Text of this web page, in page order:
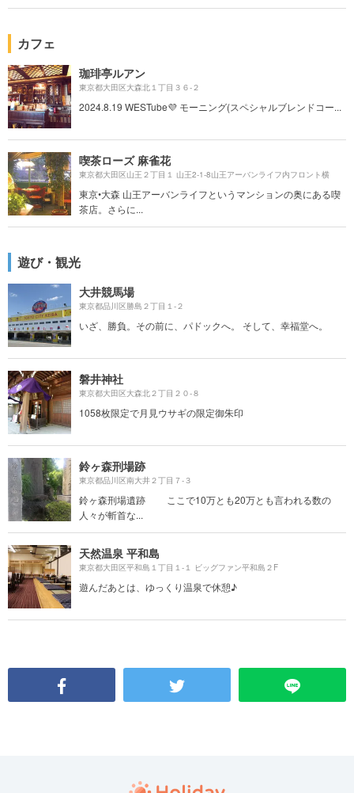
カフェ
珈琲亭ルアン
東京都大田区大森北１丁目３６-２
2024.8.19 WESTube💜 モーニング(スペシャルブレンドコー...
喫茶ローズ 麻雀花
東京都大田区山王２丁目１ 山王2-1-8山王アーバンライフ内フロント横
東京•大森 山王アーバンライフというマンションの奥にある喫
茶店。さらに...
遊び・観光
大井競馬場
東京都品川区勝島２丁目１-２
いざ、勝負。その前に、パドックへ。 そして、幸福堂へ。
磐井神社
東京都大田区大森北２丁目２０-８
1058枚限定で月見ウサギの限定御朱印
鈴ヶ森刑場跡
東京都品川区南大井２丁目７-３
鈴ヶ森刑場遺跡 ここで10万とも20万とも言われる数の
人々が斬首な...
天然温泉 平和島
東京都大田区平和島１丁目１-１ ビッグファン平和島２F
遊んだあとは、ゆっくり温泉で休憩♪